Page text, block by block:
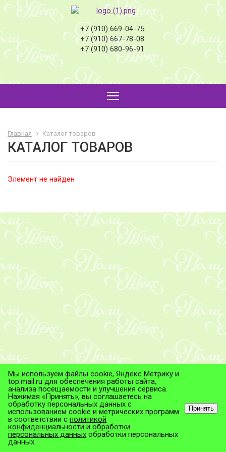
+7 (910) 669-04-75
+7 (910) 667-78-08
+7 (910) 680-96-91
Главная Каталог товаров
КАТАЛОГ ТОВАРОВ
Элемент не найден
© ТД "ПолиТекс", 2026
Все права защищены.
Мы используем файлы cookie, Яндекс Метрику и
top.mail.ru для обеспечения работы сайта,
анализа посещаемости и улучшения сервиса.
Нажимая «Принять», вы соглашаетесь на
обработку персональных данных с
использованием cookie и метрических программ
в соответствии сполитикой
конфиденциальности иобработки
персональных данных обработки персональных
данных.
Принять